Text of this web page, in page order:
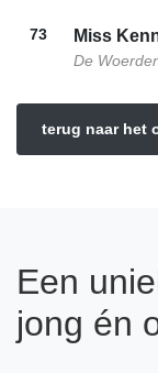
73 Miss
De
terug naar het
Een
jong én